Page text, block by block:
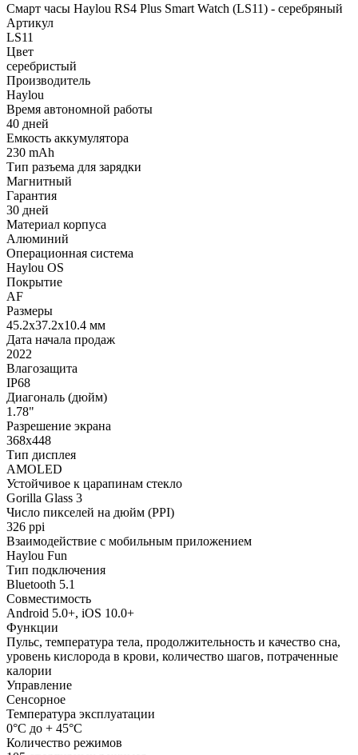
Смарт часы Haylou RS4 Plus Smart Watch (LS11) - серебряный
Артикул
LS11
Цвет
серебристый
Производитель
Haylou
Время автономной работы
40 дней
Емкость аккумулятора
230 mAh
Тип разъема для зарядки
Магнитный
Гарантия
30 дней
Материал корпуса
Алюминий
Операционная система
Haylou OS
Покрытие
AF
Размеры
45.2х37.2х10.4 мм
Дата начала продаж
2022
Влагозащита
IP68
Диагональ (дюйм)
1.78"
Разрешение экрана
368х448
Тип дисплея
AMOLED
Устойчивое к царапинам стекло
Gorilla Glass 3
Число пикселей на дюйм (PPI)
326 ppi
Взаимодействие с мобильным приложением
Haylou Fun
Тип подключения
Bluetooth 5.1
Совместимость
Android 5.0+, iOS 10.0+
Функции
Пульс, температура тела, продолжительность и качество сна,
уровень кислорода в крови, количество шагов, потраченные
калории
Управление
Сенсорное
Температура эксплуатации
0°С до + 45°С
Количество режимов